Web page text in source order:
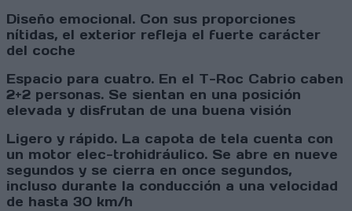
Diseño emocional. Con sus proporciones
nítidas, el exterior refleja el fuerte carácter
del coche
Espacio para cuatro. En el T-Roc Cabrio caben
2+2 personas. Se sientan en una posición
elevada y disfrutan de una buena visión
Ligero y rápido. La capota de tela cuenta con
un motor elec-trohidráulico. Se abre en nueve
segundos y se cierra en once segundos,
incluso durante la conducción a una velocidad
de hasta 30 km/h